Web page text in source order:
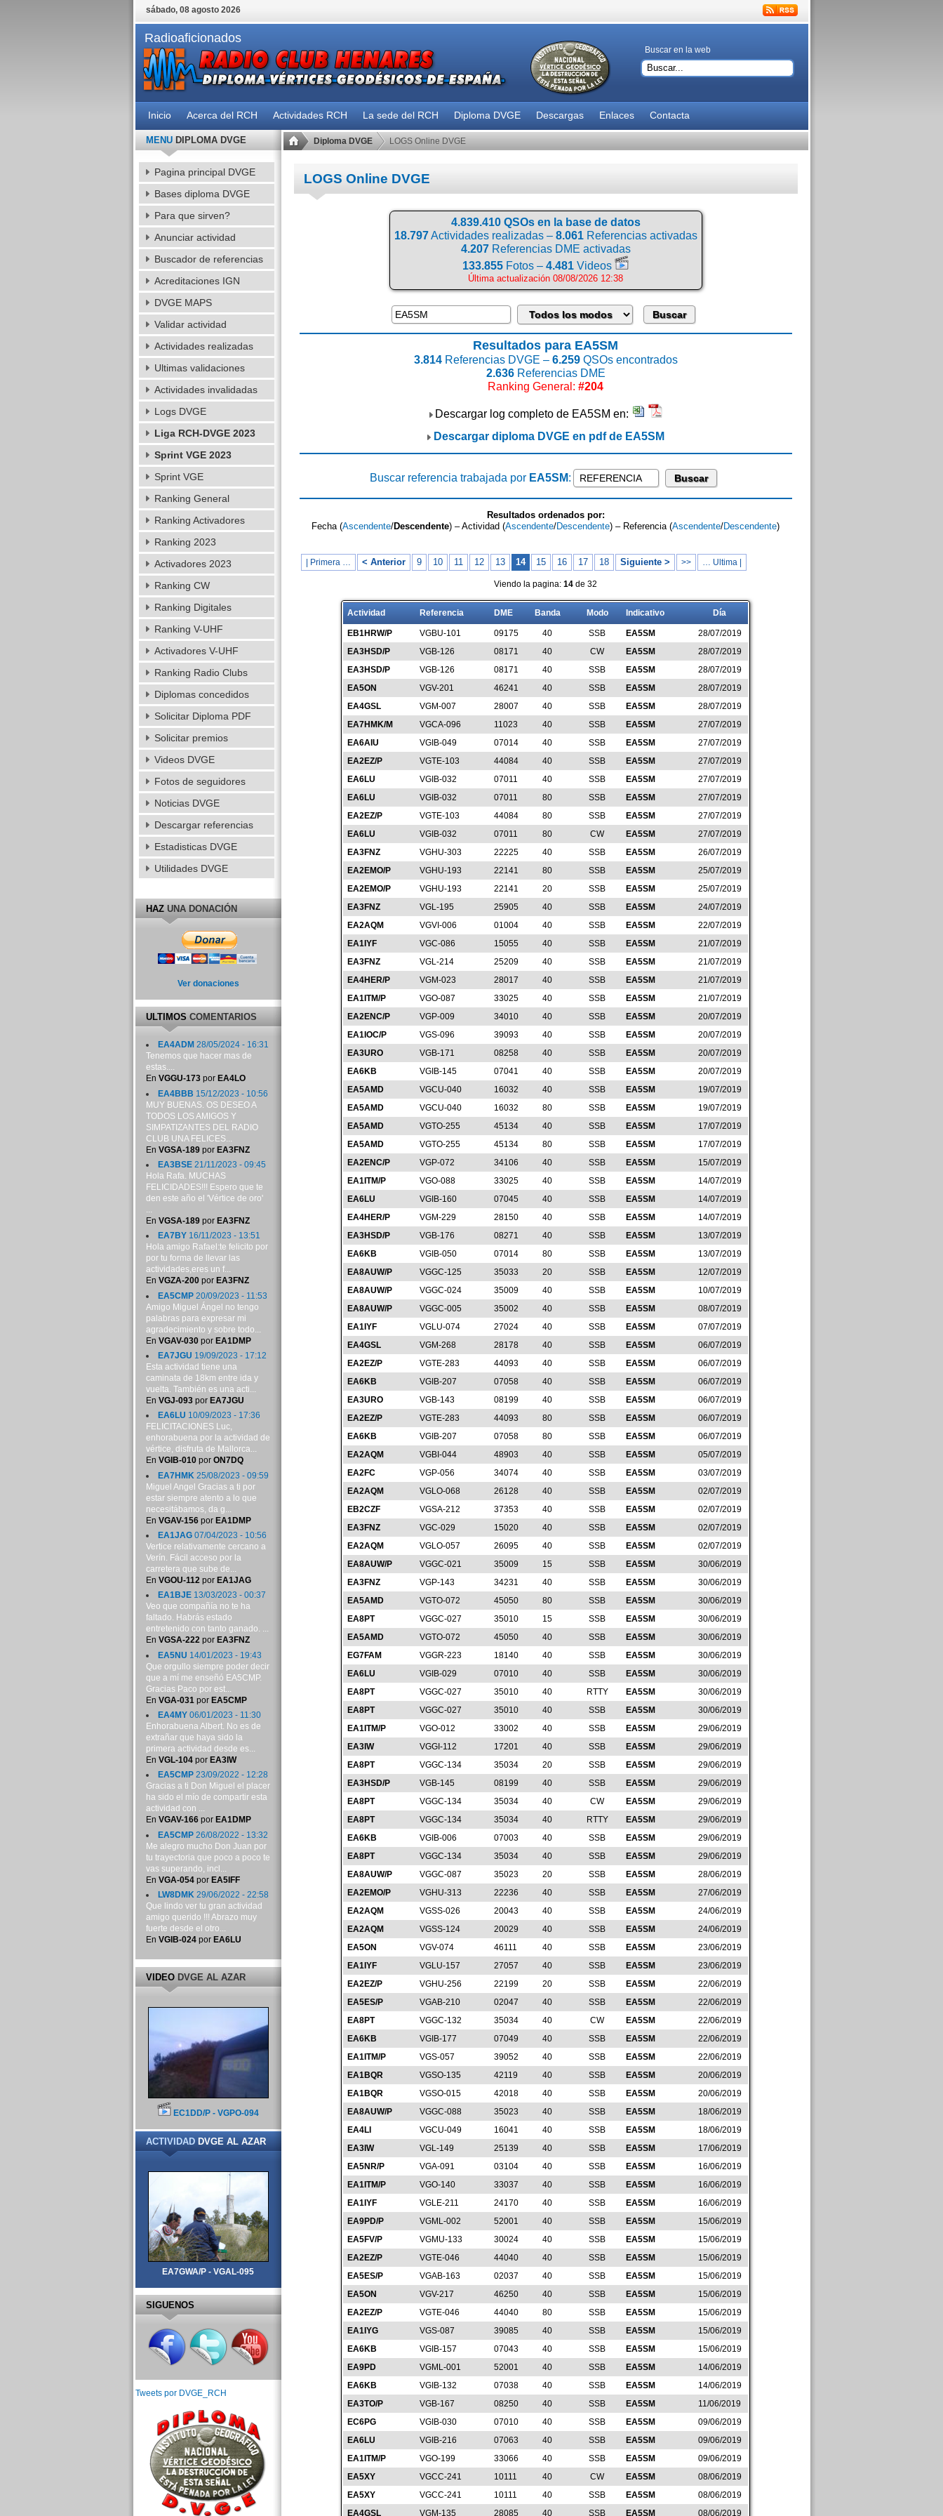
sábado, 08 agosto 2026
Radioaficionados
Buscar en la web
Inicio Acerca del RCH Actividades RCH La sede del RCH Diploma DVGE Descargas Enlaces Contacta
Diploma DVGE LOGS Online DVGE
LOGS Online DVGE
4.839.410 QSOs en la base de datos
18.797Actividades realizadas – 8.061Referencias activadas
4.207Referencias DME activadas
133.855 Fotos – 4.481 Videos
Última actualización 08/08/2026 12:38
Resultados para EA5SM
3.814Referencias DVGE – 6.259QSOs encontrados
2.636Referencias DME
Ranking General: #204
Descargar log completo de EA5SM en:
Descargar diploma DVGE en pdf de EA5SM
Buscar referencia trabajada por EA5SM:
Resultados ordenados por:
Fecha (Ascendente/Descendente) – Actividad (Ascendente/Descendente) – Referencia (Ascendente/Descendente)
| Primera … < Anterior 9 10 11 12 13 14 15 16 17 18 Siguiente > >> … Ultima |
Viendo la pagina: 14 de 32
Actividad Referencia DME Banda Modo Indicativo Día
EB1HRW/P VGBU-101 09175 40 SSB EA5SM
28/07/2019
EA3HSD/P
VGB-126 08171 40 CW EA5SM
28/07/2019
EA3HSD/P
VGB-126 08171 40 SSB EA5SM
28/07/2019
EA5ON
VGV-201 46241 40 SSB EA5SM
28/07/2019
EA4GSL
VGM-007 28007 40 SSB EA5SM
28/07/2019
EA7HMK/M
VGCA-096 11023 40 SSB EA5SM
27/07/2019
EA6AIU
VGIB-049 07014 40 SSB EA5SM
27/07/2019
EA2EZ/P
VGTE-103 44084 40 SSB EA5SM
27/07/2019
EA6LU
VGIB-032 07011 40 SSB EA5SM
27/07/2019
EA6LU
VGIB-032 07011 80 SSB EA5SM
27/07/2019
EA2EZ/P
VGTE-103 44084 80 SSB EA5SM
27/07/2019
EA6LU
VGIB-032 07011 80 CW EA5SM
27/07/2019
EA3FNZ
VGHU-303 22225 40 SSB EA5SM
26/07/2019
EA2EMO/P
VGHU-193 22141 80 SSB EA5SM
25/07/2019
EA2EMO/P
VGHU-193 22141 20 SSB EA5SM
25/07/2019
EA3FNZ
VGL-195 25905 40 SSB EA5SM
24/07/2019
EA2AQM
VGVI-006 01004 40 SSB EA5SM
22/07/2019
EA1IYF
VGC-086 15055 40 SSB EA5SM
21/07/2019
EA3FNZ
VGL-214 25209 40 SSB EA5SM
21/07/2019
EA4HER/P
VGM-023 28017 40 SSB EA5SM
21/07/2019
EA1ITM/P
VGO-087 33025 40 SSB EA5SM
21/07/2019
EA2ENC/P
VGP-009 34010 40 SSB EA5SM
20/07/2019
EA1IOC/P
VGS-096 39093 40 SSB EA5SM
20/07/2019
EA3URO
VGB-171 08258 40 SSB EA5SM
20/07/2019
EA6KB
VGIB-145 07041 40 SSB EA5SM
20/07/2019
EA5AMD
VGCU-040 16032 40 SSB EA5SM
19/07/2019
EA5AMD
VGCU-040 16032 80 SSB EA5SM
19/07/2019
EA5AMD
VGTO-255 45134 40 SSB EA5SM
17/07/2019
EA5AMD
VGTO-255 45134 80 SSB EA5SM
17/07/2019
EA2ENC/P
VGP-072 34106 40 SSB EA5SM
15/07/2019
EA1ITM/P
VGO-088 33025 40 SSB EA5SM
14/07/2019
EA6LU
VGIB-160 07045 40 SSB EA5SM
14/07/2019
EA4HER/P
VGM-229 28150 40 SSB EA5SM
14/07/2019
EA3HSD/P
VGB-176 08271 40 SSB EA5SM
13/07/2019
EA6KB
VGIB-050 07014 80 SSB EA5SM
13/07/2019
EA8AUW/P
VGGC-125 35033 20 SSB EA5SM
12/07/2019
EA8AUW/P
VGGC-024 35009 40 SSB EA5SM
10/07/2019
EA8AUW/P
VGGC-005 35002 40 SSB EA5SM
08/07/2019
EA1IYF
VGLU-074 27024 40 SSB EA5SM
07/07/2019
EA4GSL
VGM-268 28178 40 SSB EA5SM
06/07/2019
EA2EZ/P
VGTE-283 44093 40 SSB EA5SM
06/07/2019
EA6KB
VGIB-207 07058 40 SSB EA5SM
06/07/2019
EA3URO
VGB-143 08199 40 SSB EA5SM
06/07/2019
EA2EZ/P
VGTE-283 44093 80 SSB EA5SM
06/07/2019
EA6KB
VGIB-207 07058 80 SSB EA5SM
06/07/2019
EA2AQM
VGBI-044 48903 40 SSB EA5SM
05/07/2019
EA2FC
VGP-056 34074 40 SSB EA5SM
03/07/2019
EA2AQM
VGLO-068 26128 40 SSB EA5SM
02/07/2019
EB2CZF
VGSA-212 37353 40 SSB EA5SM
02/07/2019
EA3FNZ
VGC-029 15020 40 SSB EA5SM
02/07/2019
EA2AQM
VGLO-057 26095 40 SSB EA5SM
02/07/2019
EA8AUW/P
VGGC-021 35009 15 SSB EA5SM
30/06/2019
EA3FNZ
VGP-143 34231 40 SSB EA5SM
30/06/2019
EA5AMD
VGTO-072 45050 80 SSB EA5SM
30/06/2019
EA8PT
VGGC-027 35010 15 SSB EA5SM
30/06/2019
EA5AMD
VGTO-072 45050 40 SSB EA5SM
30/06/2019
EG7FAM
VGGR-223 18140 40 SSB EA5SM
30/06/2019
EA6LU
VGIB-029 07010 40 SSB EA5SM
30/06/2019
EA8PT
VGGC-027 35010 40 RTTY EA5SM
30/06/2019
EA8PT
VGGC-027 35010 40 SSB EA5SM
30/06/2019
EA1ITM/P
VGO-012 33002 40 SSB EA5SM
29/06/2019
EA3IW
VGGI-112 17201 40 SSB EA5SM
29/06/2019
EA8PT
VGGC-134 35034 20 SSB EA5SM
29/06/2019
EA3HSD/P
VGB-145 08199 40 SSB EA5SM
29/06/2019
EA8PT
VGGC-134 35034 40 CW EA5SM
29/06/2019
EA8PT
VGGC-134 35034 40 RTTY EA5SM
29/06/2019
EA6KB
VGIB-006 07003 40 SSB EA5SM
29/06/2019
EA8PT
VGGC-134 35034 40 SSB EA5SM
29/06/2019
EA8AUW/P
VGGC-087 35023 20 SSB EA5SM
28/06/2019
EA2EMO/P
VGHU-313 22236 40 SSB EA5SM
27/06/2019
EA2AQM
VGSS-026 20043 40 SSB EA5SM
24/06/2019
EA2AQM
VGSS-124 20029 40 SSB EA5SM
24/06/2019
EA5ON
VGV-074 46111 40 SSB EA5SM
23/06/2019
EA1IYF
VGLU-157 27057 40 SSB EA5SM
23/06/2019
EA2EZ/P
VGHU-256 22199 20 SSB EA5SM
22/06/2019
EA5ES/P
VGAB-210 02047 40 SSB EA5SM
22/06/2019
EA8PT
VGGC-132 35034 40 CW EA5SM
22/06/2019
EA6KB
VGIB-177 07049 40 SSB EA5SM
22/06/2019
EA1ITM/P
VGS-057 39052 40 SSB EA5SM
22/06/2019
EA1BQR
VGSO-135 42119 40 SSB EA5SM
20/06/2019
EA1BQR
VGSO-015 42018 40 SSB EA5SM
20/06/2019
EA8AUW/P
VGGC-088 35023 40 SSB EA5SM
18/06/2019
EA4LI
VGCU-049 16041 40 SSB EA5SM
18/06/2019
EA3IW
VGL-149 25139 40 SSB EA5SM
17/06/2019
EA5NR/P
VGA-091 03104 40 SSB EA5SM
16/06/2019
EA1ITM/P
VGO-140 33037 40 SSB EA5SM
16/06/2019
EA1IYF
VGLE-211 24170 40 SSB EA5SM
16/06/2019
EA9PD/P
VGML-002 52001 40 SSB EA5SM
15/06/2019
EA5FV/P
VGMU-133 30024 40 SSB EA5SM
15/06/2019
EA2EZ/P
VGTE-046 44040 40 SSB EA5SM
15/06/2019
EA5ES/P
VGAB-163 02037 40 SSB EA5SM
15/06/2019
EA5ON
VGV-217 46250 40 SSB EA5SM
15/06/2019
EA2EZ/P
VGTE-046 44040 80 SSB EA5SM
15/06/2019
EA1IYG
VGS-087 39085 40 SSB EA5SM
15/06/2019
EA6KB
VGIB-157 07043 40 SSB EA5SM
15/06/2019
EA9PD
VGML-001 52001 40 SSB EA5SM
14/06/2019
EA6KB
VGIB-132 07038 40 SSB EA5SM
14/06/2019
EA3TO/P
VGB-167 08250 40 SSB EA5SM
11/06/2019
EC6PG
VGIB-030 07010 40 SSB EA5SM
09/06/2019
EA6LU
VGIB-216 07063 40 SSB EA5SM
09/06/2019
EA1ITM/P
VGO-199 33066 40 SSB EA5SM
09/06/2019
EA5XY
VGCC-241 10111 40 CW EA5SM
08/06/2019
EA5XY
VGCC-241 10111 40 SSB EA5SM
08/06/2019
EA4GSL
VGM-135 28085 40 SSB EA5SM 08/06/2019
MENUDIPLOMA DVGE
Pagina principal DVGE
Bases diploma DVGE
Para que sirven?
Anunciar actividad
Buscador de referencias
Acreditaciones IGN
DVGE MAPS
Validar actividad
Actividades realizadas
Ultimas validaciones
Actividades invalidadas
Logs DVGE
Liga RCH-DVGE 2023
Sprint VGE 2023
Sprint VGE
Ranking General
Ranking Activadores
Ranking 2023
Activadores 2023
Ranking CW
Ranking Digitales
Ranking V-UHF
Activadores V-UHF
Ranking Radio Clubs
Diplomas concedidos
Solicitar Diploma PDF
Solicitar premios
Videos DVGE
Fotos de seguidores
Noticias DVGE
Descargar referencias
Estadisticas DVGE
Utilidades DVGE
HAZUNA DONACIÓN
Ver donaciones
ULTIMOSCOMENTARIOS
EA4ADM 28/05/2024 - 16:31
Tenemos que hacer mas de
estas....
En VGGU-173por EA4LO
EA4BBB 15/12/2023 - 10:56
MUY BUENAS. OS DESEO A
TODOS LOS AMIGOS Y
SIMPATIZANTES DEL RADIO
CLUB UNA FELICES...
En VGSA-189por EA3FNZ
EA3BSE21/11/2023 - 09:45
Hola Rafa. MUCHAS
FELICIDADES!!! Espero que te
den este año el 'Vértice de oro'
...
En VGSA-189por EA3FNZ
EA7BY16/11/2023 - 13:51
Hola amigo Rafael:te felicito por
por tu forma de llevar las
actividades,eres un f...
En VGZA-200por EA3FNZ
EA5CMP20/09/2023 - 11:53
Amigo Miguel Ángel no tengo
palabras para expresar mi
agradecimiento y sobre todo...
En VGAV-030por EA1DMP
EA7JGU 19/09/2023 - 17:12
Esta actividad tiene una
caminata de 18km entre ida y
vuelta. También es una acti...
En VGJ-093por EA7JGU
EA6LU 10/09/2023 - 17:36
FELICITACIONES Luc,
enhorabuena por la actividad de
vértice, disfruta de Mallorca...
En VGIB-010por ON7DQ
EA7HMK 25/08/2023 - 09:59
Miguel Angel Gracias a ti por
estar siempre atento a lo que
necesitábamos, da g...
En VGAV-156por EA1DMP
EA1JAG07/04/2023 - 10:56
Vertice relativamente cercano a
Verín. Fácil acceso por la
carretera que sube de...
En VGOU-112por EA1JAG
EA1BJE13/03/2023 - 00:37
Veo que compañía no te ha
faltado. Habrás estado
entretenido con tanto ganado. ...
En VGSA-222por EA3FNZ
EA5NU 14/01/2023 - 19:43
Que orgullo siempre poder decir
que a mí me enseñó EA5CMP.
Gracias Paco por est...
En VGA-031 por EA5CMP
EA4MY06/01/2023 - 11:30
Enhorabuena Albert. No es de
extrañar que haya sido la
primera actividad desde es...
En VGL-104por EA3IW
EA5CMP23/09/2022 - 12:28
Gracias a ti Don Miguel el placer
ha sido el mío de compartir esta
actividad con ...
En VGAV-166por EA1DMP
EA5CMP26/08/2022 - 13:32
Me alegro mucho Don Juan por
tu trayectoria que poco a poco te
vas superando, incl...
En VGA-054por EA5IFF
LW8DMK29/06/2022 - 22:58
Que lindo ver tu gran actividad
amigo querido !!! Abrazo muy
fuerte desde el otro...
En VGIB-024por EA6LU
VIDEODVGE AL AZAR
EC1DD/P - VGPO-094
ACTIVIDADDVGE AL AZAR
EA7GWA/P - VGAL-095
SIGUENOS
Tweets por DVGE_RCH